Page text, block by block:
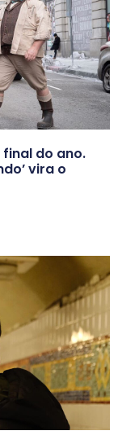
do ano.
vira o